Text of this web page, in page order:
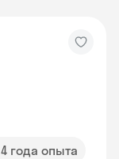
4 года опыта